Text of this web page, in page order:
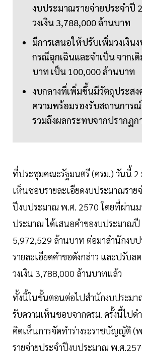
งบประมาณรายจ่ายประจำปี
วงเงิน 3,788,000 ล้านบาท
มีการเสนอให้ปรับเพิ่มวงเงิน
กรณีฉุกเฉินและจำเป็น จากเ
บาท เป็น 100,000 ล้านบาท
งบกลางที่เพิ่มขึ้นมีวัตถุประสง
ความพร้อมรองรับสถานการ
รวมถึงผลกระทบจากปรากฏ
ที่ประชุมคณะรัฐมนตรี (ครม.) วันนี้
เห็นชอบรายละเอียดงบประมาณราย
ปีงบประมาณ พ.ศ. 2570 โดยที่ผ่าน
ประมาณ ได้เสนอคำของบประมาณปี
5,972,529 ล้านบาท ต่อมาสำนักงบ
รายละเอียดคำขอดังกล่าว และปรับล
วงเงิน 3,788,000 ล้านบาทแล้ว
ทั้งนี้ในขั้นตอนต่อไปสำนักงบประม
รับความเห็นชอบจากครม. ครั้งนี้ไปด
คิดเห็นการจัดทำร่างระราชบัญญัติ (
รายจ่ายประจำปีงบประมาณ พ.ศ